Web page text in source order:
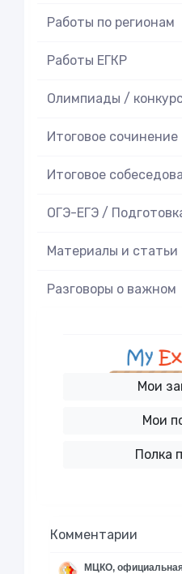
Работы по регионам
Работы ЕГКР
Олимпиады /
Итоговое cочинение
Итоговое
ОГЭ-ЕГЭ /
Материалы и статьи
Разговоры о важном
Мои
Мои
Полка
Комментарии
МЦКО, официальная